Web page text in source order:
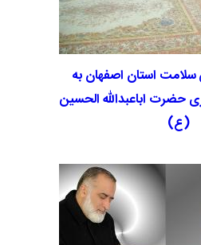
استان اصفهان به
حضرت اباعبدالله الحسین
(ع)
مناسبت ایام سوگواری حضرت
السلام، گردهمائی خیرین در
مرضیه سلام الله علیها به